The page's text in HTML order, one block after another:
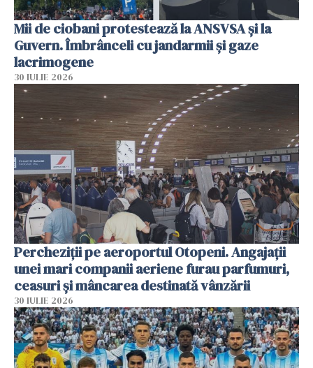
Mii de ciobani protestează la ANSVSA și la
Guvern. Îmbrânceli cu jandarmii și gaze
lacrimogene
30 IULIE 2026
Percheziții pe aeroportul Otopeni. Angajații
unei mari companii aeriene furau parfumuri,
ceasuri și mâncarea destinată vânzării
30 IULIE 2026